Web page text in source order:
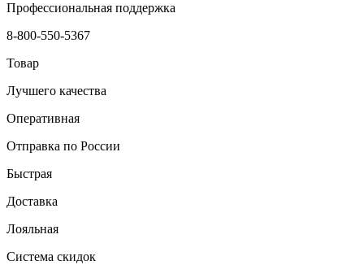
Профессиональная поддержка
8-800-550-5367
Товар
Лучшего качества
Оперативная
Отправка по России
Быстрая
Доставка
Лояльная
Система скидок